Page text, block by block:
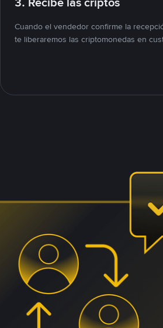
Cuando el vendedor confirme la
te liberaremos las criptomonedas en